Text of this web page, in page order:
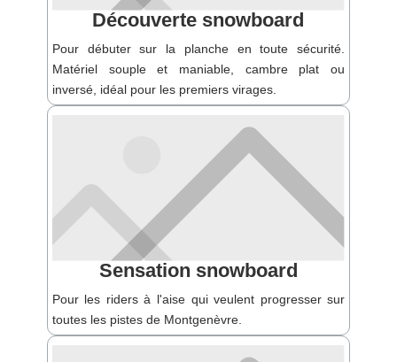
Découverte snowboard
Pour débuter sur la planche en toute sécurité.
Matériel souple et maniable, cambre plat ou
inversé, idéal pour les premiers virages.
Sensation snowboard
Pour les riders à l'aise qui veulent progresser sur
toutes les pistes de Montgenèvre.